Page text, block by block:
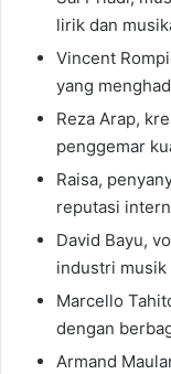
lirik dan
Vincent
yang
Reza Arap,
penggemar
Raisa,
reputasi
David Bayu,
industri musik
Marcello
dengan
Armand